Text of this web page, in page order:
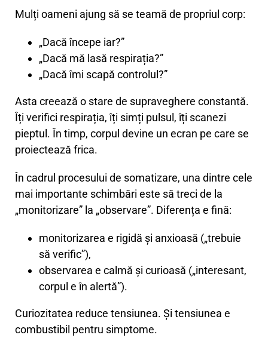
Mulți oameni ajung să se teamă de propriul corp:
„Dacă începe iar?”
„Dacă mă lasă respirația?”
„Dacă îmi scapă controlul?”
Asta creează o stare de supraveghere constantă.
Îți verifici respirația, îți simți pulsul, îți scanezi
pieptul. În timp, corpul devine un ecran pe care se
proiectează frica.
În cadrul procesului de somatizare, una dintre cele
mai importante schimbări este să treci de la
„monitorizare” la „observare”. Diferența e fină:
monitorizarea e rigidă și anxioasă („trebuie
să verific”),
observarea e calmă și curioasă („interesant,
corpul e în alertă”).
Curiozitatea reduce tensiunea. Și tensiunea e
combustibil pentru simptome.